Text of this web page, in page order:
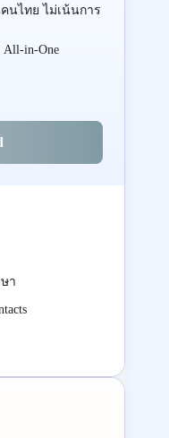
นไทย ไม่เน้นการ
in-One
า